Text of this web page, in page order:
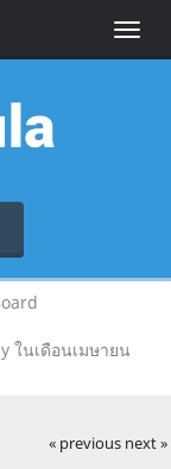
Toggle
ในเดือนเมษายน
« previous next »